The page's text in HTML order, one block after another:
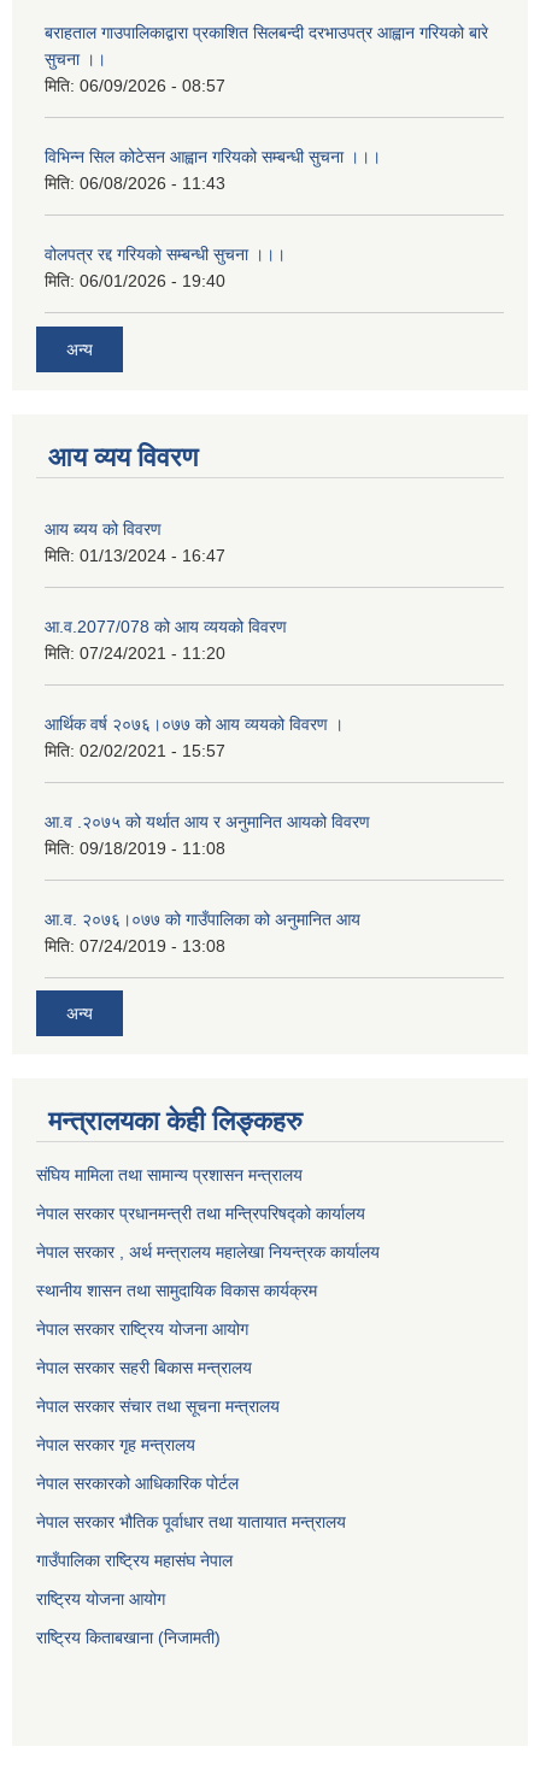
बराहताल गाउपालिकाद्वारा प्रकाशित सिलबन्दी दरभाउपत्र आह्वान गरियको बारे
सुचना ।।
मिति: 06/09/2026 - 08:57
विभिन्न सिल कोटेसन आह्वान गरियको सम्बन्धी सुचना ।।।
मिति: 06/08/2026 - 11:43
वोलपत्र रद्द गरियको सम्बन्धी सुचना ।।।
मिति: 06/01/2026 - 19:40
अन्य
आय व्यय विवरण
आय ब्यय को विवरण
मिति: 01/13/2024 - 16:47
आ.व.2077/078 को आय व्ययको विवरण
मिति: 07/24/2021 - 11:20
आर्थिक वर्ष २०७६।०७७ को आय व्ययको विवरण ।
मिति: 02/02/2021 - 15:57
आ.व .२०७५ को यर्थात आय र अनुमानित आयको विवरण
मिति: 09/18/2019 - 11:08
आ.व. २०७६।०७७ को गाउँपालिका को अनुमानित आय
मिति: 07/24/2019 - 13:08
अन्य
मन्त्रालयका केही लिङ्कहरु
संघिय मामिला तथा सामान्य प्रशासन मन्त्रालय
नेपाल सरकार प्रधानमन्त्री तथा मन्त्रिपरिषद्को कार्यालय
नेपाल सरकार , अर्थ मन्त्रालय महालेखा नियन्त्रक कार्यालय
स्थानीय शासन तथा सामुदायिक विकास कार्यक्रम
नेपाल सरकार राष्ट्रिय योजना आयोग
नेपाल सरकार सहरी बिकास मन्त्रालय
नेपाल सरकार संचार तथा सूचना मन्त्रालय
नेपाल सरकार गृह मन्त्रालय
नेपाल सरकारको आधिकारिक पोर्टल
नेपाल सरकार भौतिक पूर्वाधार तथा यातायात मन्त्रालय
गाउँपालिका राष्ट्रिय महासंघ नेपाल
राष्ट्रिय योजना आयोग
राष्ट्रिय किताबखाना (निजामती)